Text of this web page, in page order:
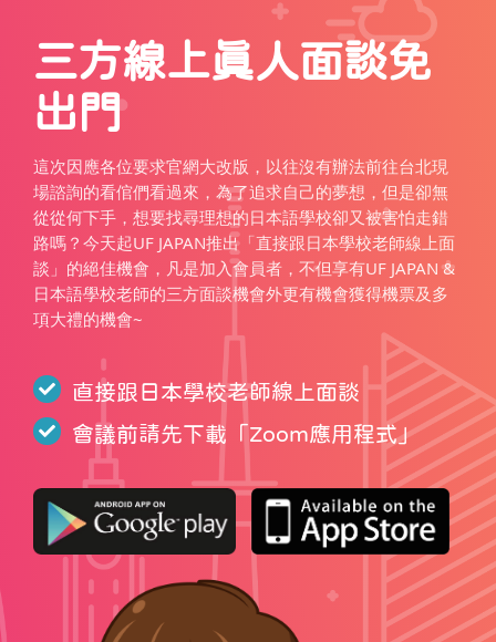
三方線上真人面談免
出門
這次因應各位要求官網大改版，以往沒有辦法前往台北現
場諮詢的看倌們看過來，為了追求自己的夢想，但是卻無
從從何下手，想要找尋理想的日本語學校卻又被害怕走錯
路嗎？今天起UF JAPAN推出「直接跟日本學校老師線上面
談」的絕佳機會，凡是加入會員者，不但享有UF JAPAN &
日本語學校老師的三方面談機會外更有機會獲得機票及多
項大禮的機會~
直接跟日本學校老師線上面談
會議前請先下載「 Zoom應用程式」